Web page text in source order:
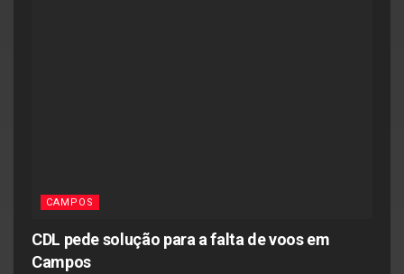
CAMPOS
CDL pede solução para a falta de voos em
Campos